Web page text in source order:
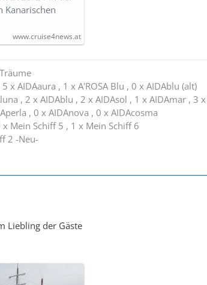
Kanarischen
www.cruise4news.at
x AIDAaura , 1 x A'ROSA Blu , 0 x AIDAblu (alt)
, 2 x AIDAblu , 2 x AIDAsol , 1 x AIDAmar , 3
, 0 x AIDAnova , 0 x AIDAcosma
Mein Schiff 5 , 1 x Mein Schiff 6
2 -Neu-
Liebling der Gäste